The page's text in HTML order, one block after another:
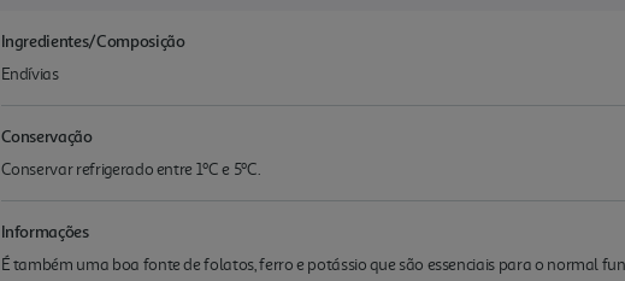
Ingredientes/Composição
Endívias
Conservação
Conservar refrigerado entre 1ºC e 5ºC.
Informações
É também uma boa fonte de folatos, ferro e potássio que são essenciais para o normal